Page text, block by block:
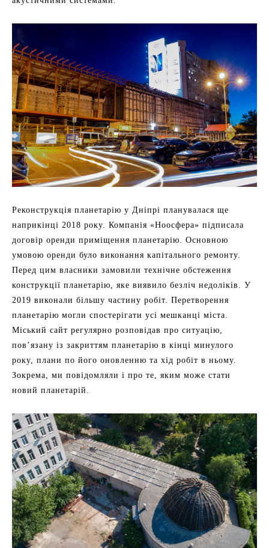
Реконструкція планетарію у Дніпрі планувалася ще
наприкінці 2018 року. Компанія «Ноосфера» підписала
договір оренди приміщення планетарію. Основною
умовою оренди було виконання капітального ремонту.
Перед цим власники замовили технічне обстеження
конструкції планетарію, яке виявило безліч недоліків. У
2019 виконали більшу частину робіт. Перетворення
планетарію могли спостерігати усі мешканці міста.
Міський сайт регулярно розповідав про ситуацію,
пов’язану із закриттям планетарію в кінці минулого
року, плани по його оновленню та хід робіт в ньому.
Зокрема, ми повідомляли і про те, яким може стати
новий планетарій.